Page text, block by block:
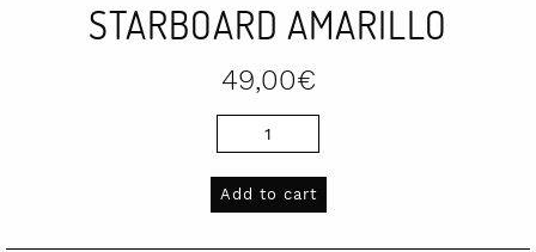
STARBOARD AMARILLO
49,00€
quantity
Add to cart